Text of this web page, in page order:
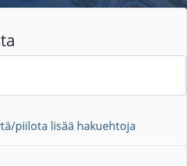
piilota lisää hakuehtoja